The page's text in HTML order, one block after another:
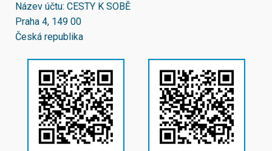
Název účtu: CESTY K SOBĚ
Praha 4, 149 00
Česká republika